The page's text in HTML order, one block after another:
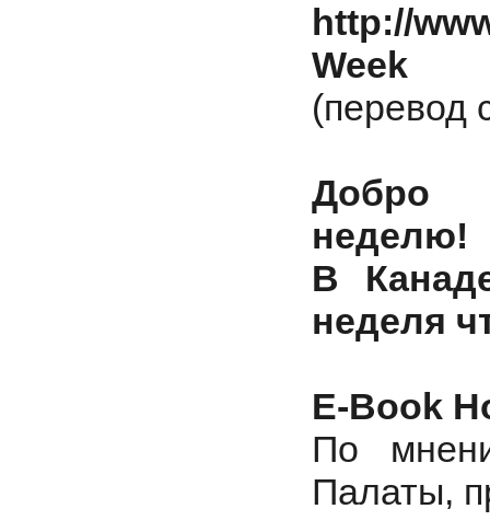
http://
Week
(перевод
Добро
неделю!
В
неделя
E-Book
По
Палаты,